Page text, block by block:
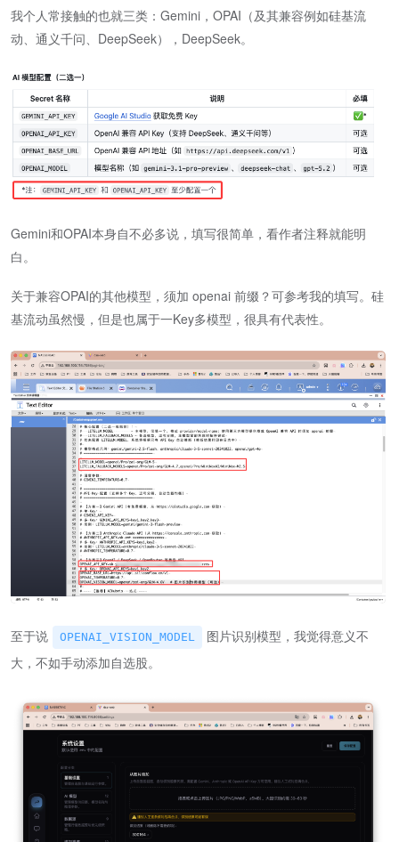
我个人常接触的也就三类：Gemini，OPAI（及其兼容例如硅基流
动、通义千问、DeepSeek），DeepSeek。
Gemini和OPAI本身自不必多说，填写很简单，看作者注释就能明
白。
关于兼容OPAI的其他模型，须加 openai 前缀？可参考我的填写。硅
基流动虽然慢，但是也属于一Key多模型，很具有代表性。
至于说 OPENAI_VISION_MODEL
图片识别模型，我觉得意义不
大，不如手动添加自选股。